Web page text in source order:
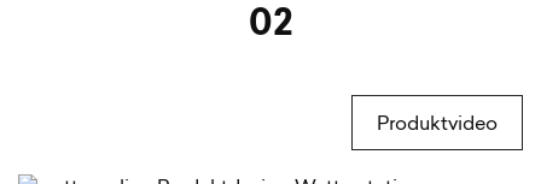
02
Produktvideo